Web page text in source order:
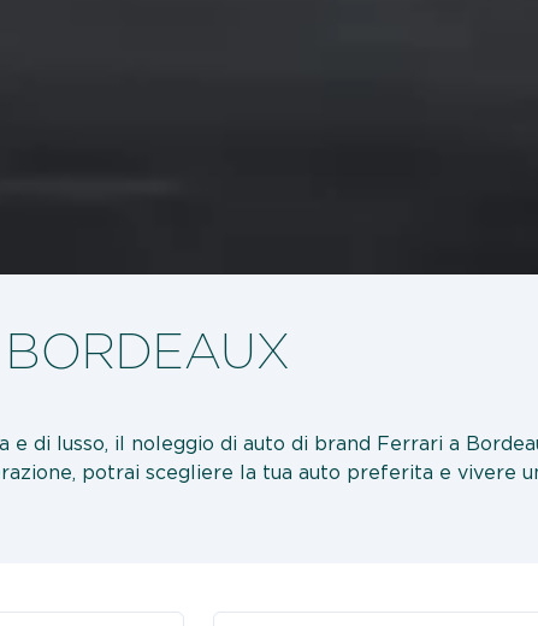
e di lusso, il noleggio di auto di brand Ferrari a
potrai scegliere la tua auto preferita e vivere